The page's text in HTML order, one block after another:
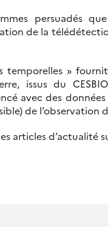
persuadés
de la
temporelles »
issus du
avec des
de
articles d’actualité